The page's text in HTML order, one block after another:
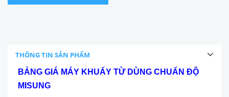
THÔNG TIN SẢN PHẨM
BẢNG GIÁ MÁY KHUẤY TỪ DÙNG CHUẨN ĐỘ
MISUNG